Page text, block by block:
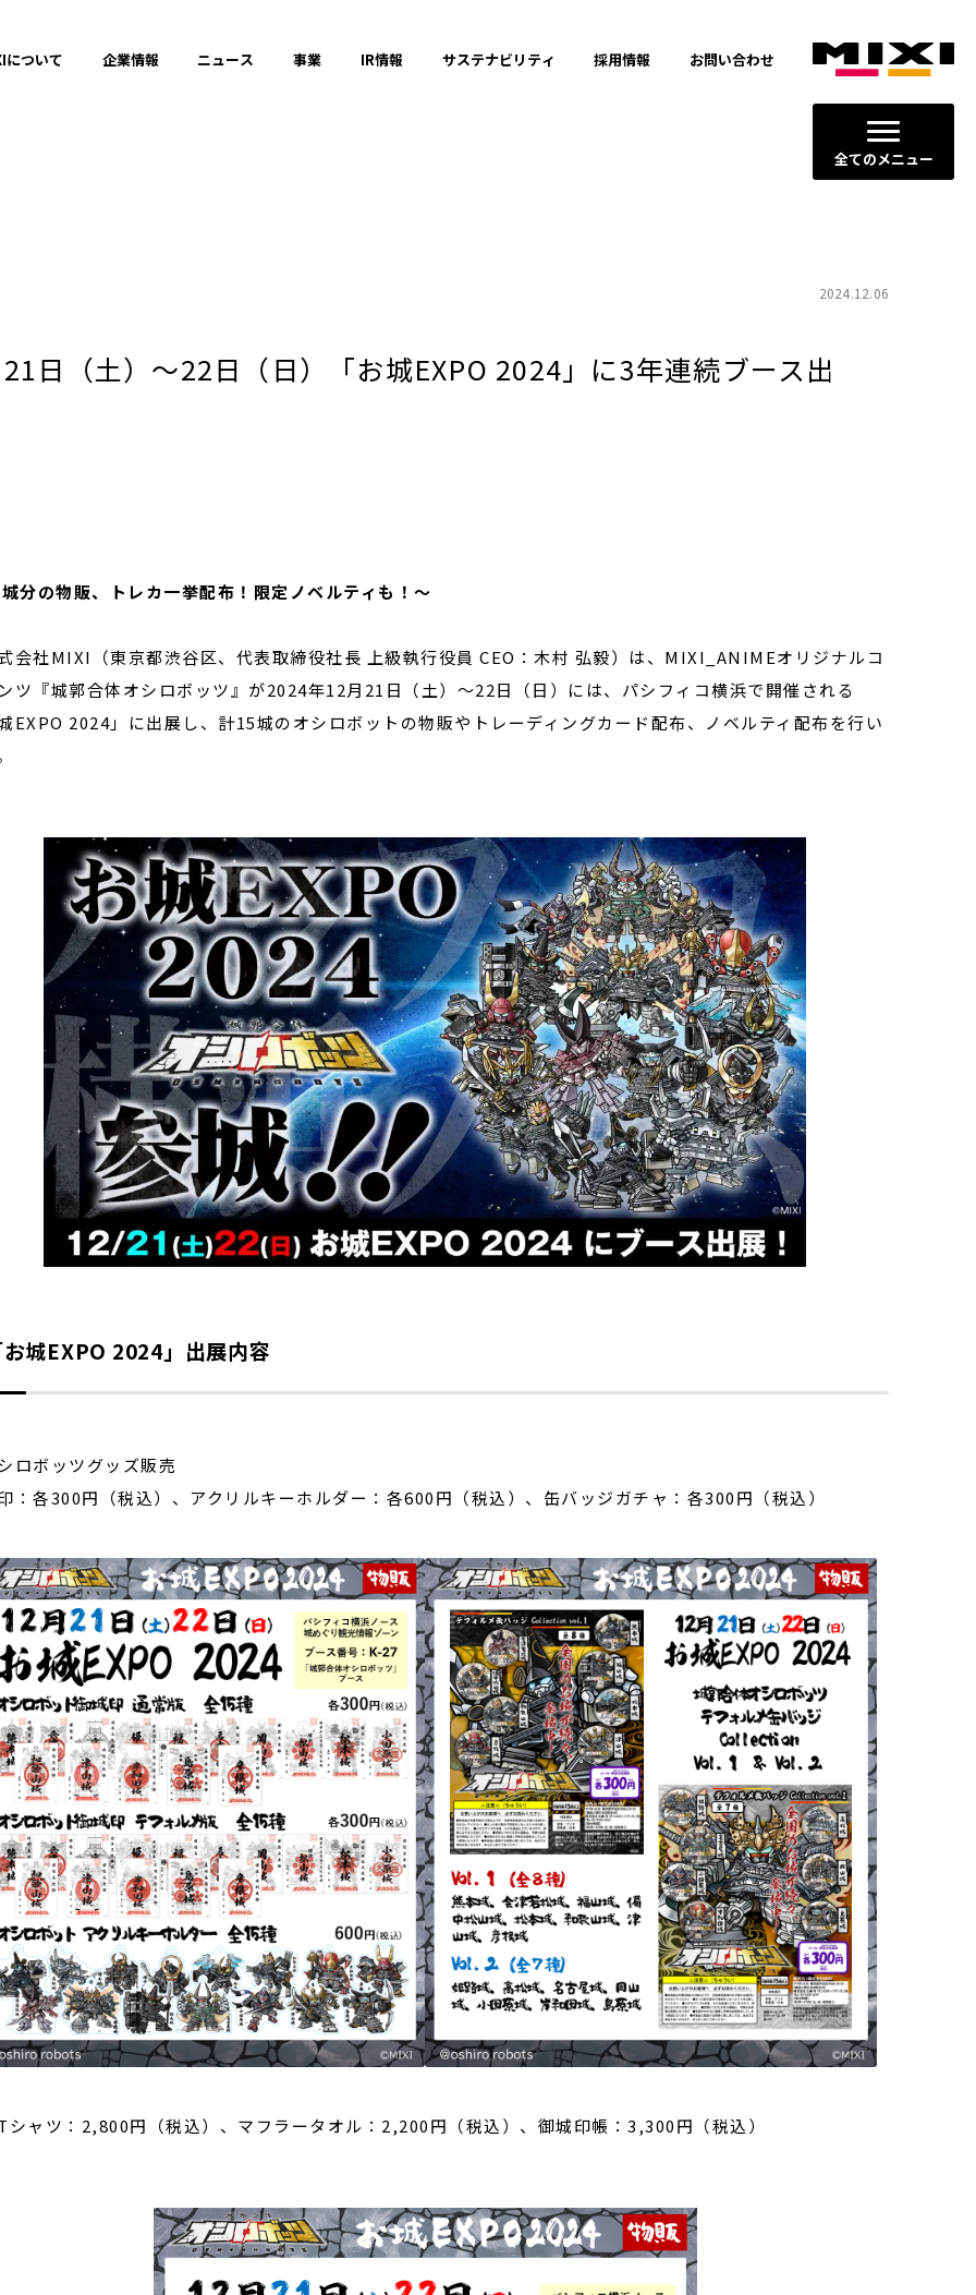
全てのメニュー
について 企業情報 ニュース 事業 IR情報 サステナビリティ 採用情報 お問い合わせ
2024.12.06
日（土）～22日（日）「お城EXPO 2024」に3年連続ブース出
分の物販、トレカ一挙配布！限定ノベルティも！～
社MIXI（東京都渋谷区、代表取締役社長 上級執行役員 CEO：木村 弘毅）は、MIXI_ANIMEオリジナルコ
ツ『城郭合体オシロボッツ』が2024年12月21日（土）〜22日（日）には、パシフィコ横浜で開催される
EXPO 2024」に出展し、計15城のオシロボットの物販やトレーディングカード配布、ノベルティ配布を行い
城EXPO 2024」出展内容
ロボッツグッズ販売
：各300円（税込）、アクリルキーホルダー：各600円（税込）、缶バッジガチャ：各300円（税込）
シャツ：2,800円（税込）、マフラータオル：2,200円（税込）、御城印帳：3,300円（税込）